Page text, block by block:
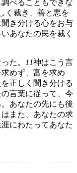
べることもできな
く裁き、善と悪を
き分ける心をお与
あなたの民を裁く
た。 11神はこう言
めず、富を求め
正しく聞き分ける
言葉に従って、今
あなたの先にも後
はまた、あなたの求
にわたってあなた